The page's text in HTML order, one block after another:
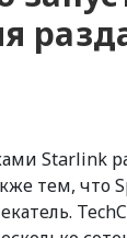
Starlink
тем, что